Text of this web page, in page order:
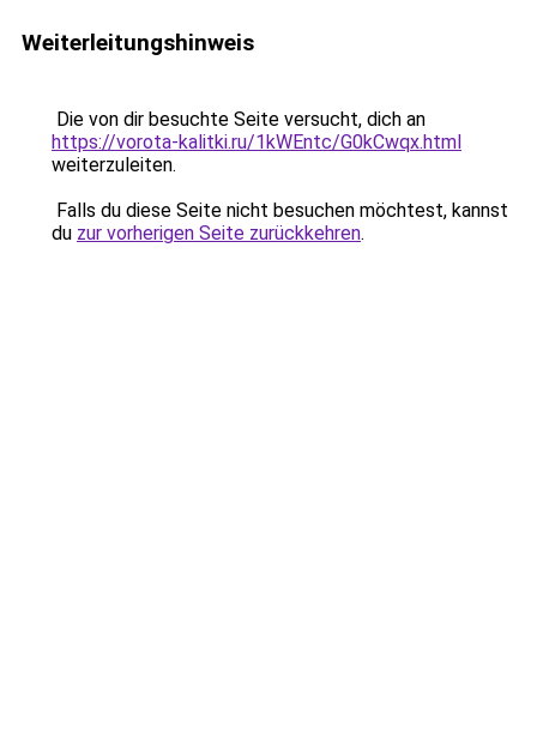
Weiterleitungshinweis
Die von dir besuchte Seite versucht, dich an
https://vorota-kalitki.ru/1kWEntc/G0kCwqx.html
weiterzuleiten.
Falls du diese Seite nicht besuchen möchtest, kannst
du zur vorherigen Seite zurückkehren.